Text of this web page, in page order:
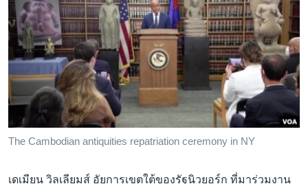
The Cambodian antiquities repatriation ceremony in NY
เดเมียน วิลเลียมส์ อัยการเขตใต้ของรัฐนิวยอร์ก ที่มาร่วมงาน